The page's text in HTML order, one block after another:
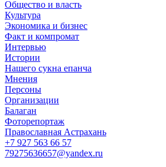
Общество и власть
Культура
Экономика и бизнес
Факт и компромат
Интервью
Истории
Нашего сукна епанча
Мнения
Персоны
Организации
Балаган
Фоторепортаж
Православная Астрахань
+7 927 563 66 57
79275636657@yandex.ru